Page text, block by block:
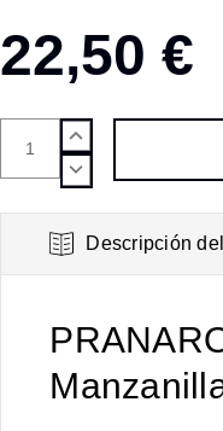
22,50 €
AUMENTAR
CANTIDAD:
DISMINUIR
CANTIDAD:
Descripción